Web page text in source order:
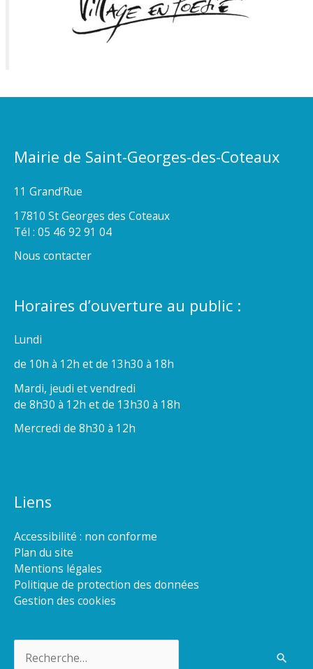
Mairie de Saint-Georges-des-Coteaux
11 Grand’Rue
17810 St Georges des Coteaux
Tél : 05 46 92 91 04
Nous contacter
Horaires d’ouverture au public :
Lundi
de 10h à 12h et de 13h30 à 18h
Mardi, jeudi et vendredi
de 8h30 à 12h et de 13h30 à 18h
Mercredi de 8h30 à 12h
Liens
Accessibilité : non conforme
Plan du site
Mentions légales
Politique de protection des données
Gestion des cookies